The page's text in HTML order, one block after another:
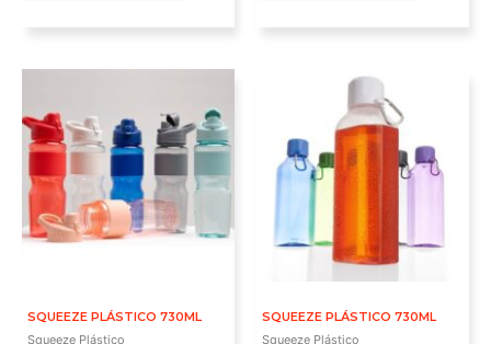
SQUEEZE PLÁSTICO 730ML
Squeeze Plástico
SQUEEZE PLÁSTICO 730ML
Squeeze Plástico